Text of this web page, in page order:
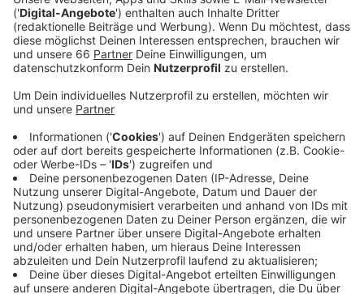
Wellem-Saal. Boll hatte vor anderthalb Wochen
seine Karriere beendet.
Veröffentlicht:Mittwoch, 25.06.2025 11:33
Anzeige
Erfolge und Karriereende
Anzeige
Der langjährige Spieler vonBorussia Düsseldorfstand
jahrelang an der Tischtennis-Platte, wurde mehrfach
Meister und gewann mit seinem Team auch die